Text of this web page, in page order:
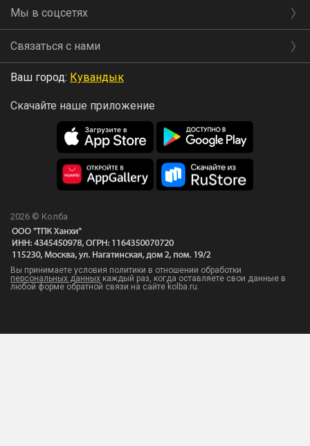
Комплектация
Блок управления - 1 шт
Датчик температуры и проводок - 1 шт
12-вольтовый электроклапан - 1 шт
Силиконовое уплотнение для термодатчика - 2 шт
Силиконовый шланг 7*1,5 см - 30 см
Инструкция - 1 шт
Мы в соцсетях
Связаться с нами
Ваш город: Кувандык
Скачайте наше приложение
2026 © Колба
Вы принимаете условия политики в отношении обработки
персональных данных каждый раз, когда оставляете свои данные в
любой форме обратной связи на сайте kolba.ru.